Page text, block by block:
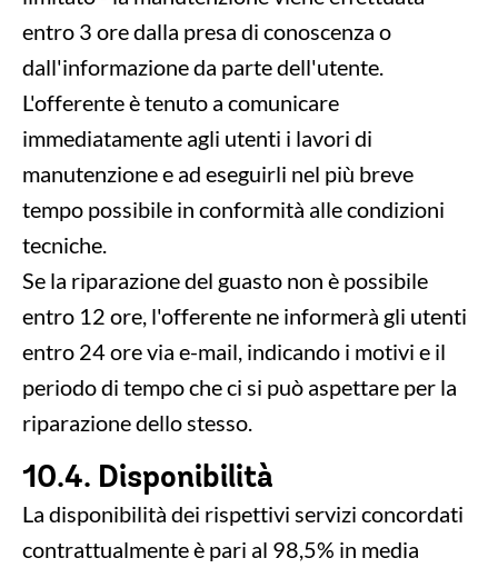
entro 3 ore dalla presa di conoscenza o
dall'informazione da parte dell'utente.
L'offerente è tenuto a comunicare
immediatamente agli utenti i lavori di
manutenzione e ad eseguirli nel più breve
tempo possibile in conformità alle condizioni
tecniche.
Se la riparazione del guasto non è possibile
entro 12 ore, l'offerente ne informerà gli utenti
entro 24 ore via e-mail, indicando i motivi e il
periodo di tempo che ci si può aspettare per la
riparazione dello stesso.
10.4. Disponibilità
La disponibilità dei rispettivi servizi concordati
contrattualmente è pari al 98,5% in media